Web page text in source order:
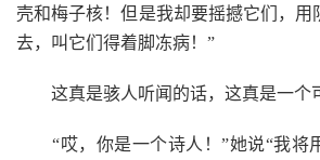
壳和梅子核！但是我却要摇撼它们，用
去，叫它们得着脚冻病！”
这真是骇人听闻的话，这真是一个
“哎，你是一个诗人！”她说“我将